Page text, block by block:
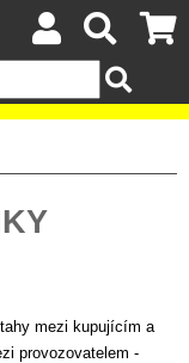
mezi kupujícím a
provozovatelem -